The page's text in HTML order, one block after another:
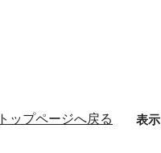
トップページへ戻る 表示